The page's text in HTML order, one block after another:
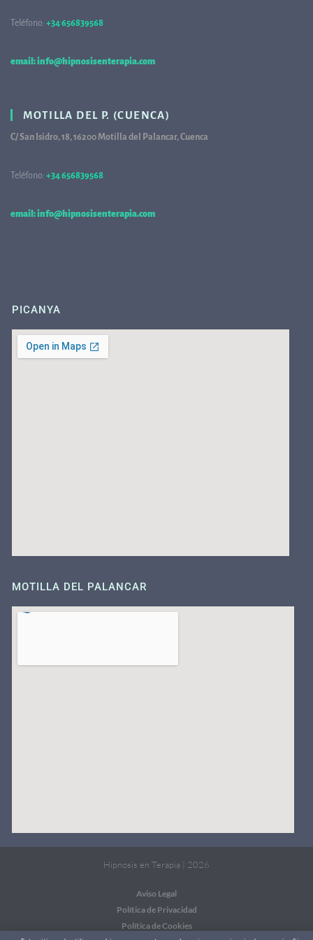
Teléfono: +34 656839568
email: info@hipnosisenterapia.com
MOTILLA DEL P. (CUENCA)
C/ San Isidro, 18, 16200 Motilla del Palancar, Cuenca
Teléfono: +34 656839568
email: info@hipnosisenterapia.com
PICANYA
MOTILLA DEL PALANCAR
Hipnosis en Terapia | 2026
Aviso Legal
Política de Privacidad
Política de Cookies